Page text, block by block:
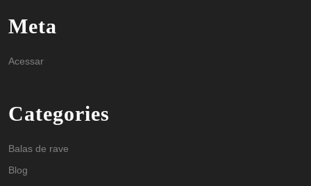
Meta
Acessar
Categories
Balas de rave
Blog